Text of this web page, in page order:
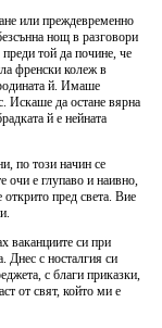
или преждевременно
нощ в разговори
той да почине, че
френски колеж в
й. Имаше
Искаше да остане вярна
й е нейната
по този начин се
очи е глупаво и наивно,
пред света. Вие
ваканциите си при
Днес с носталгия си
с благи приказки,
от свят, който ми е